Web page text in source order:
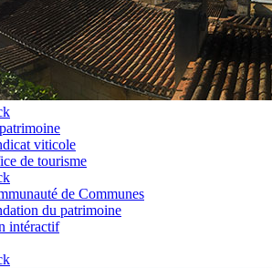
viticole
de tourisme
de Communes
du patrimoine
intéractif